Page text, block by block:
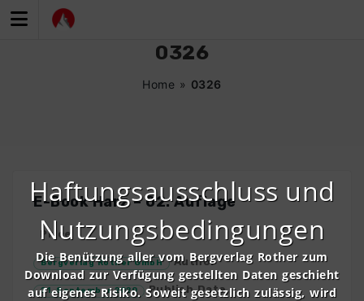
Inhalt
0326
Home » 0326
E-Book Harz – 02. Auflage
Price
Bergverlag Rother GmbH Author
21. September 2020 Publish Date
Haftungsausschluss und
Nutzungsbedingungen
Die Benützung aller vom Bergverlag Rother zum
Download zur Verfügung gestellten Daten geschieht
auf eigenes Risiko. Soweit gesetzlich zulässig, wird